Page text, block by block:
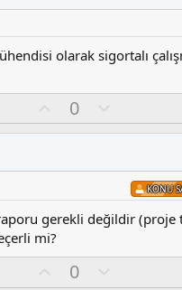
s
u
z
o
y
a
olarak sigortalı
y
0
l
s
u
z
y
KONU
gerekli değildir (proje
mi?
0